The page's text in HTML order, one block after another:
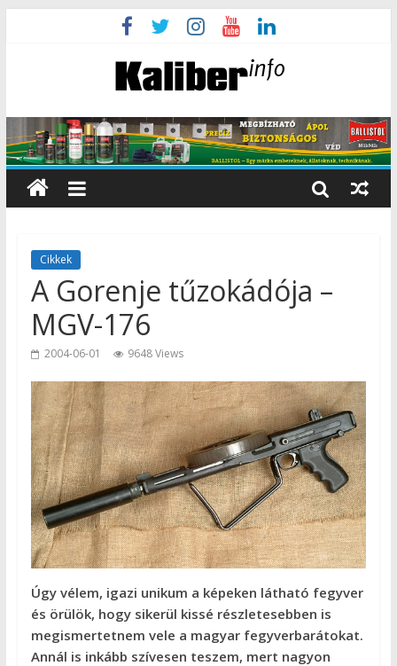
Cikkek
A Gorenje tűzokádója –
MGV-176
2004-06-01 9648 Views
Úgy vélem, igazi unikum a képeken látható fegyver
és örülök, hogy sikerül kissé részletesebben is
megismertetnem vele a magyar fegyverbarátokat.
Annál is inkább szívesen teszem, mert nagyon